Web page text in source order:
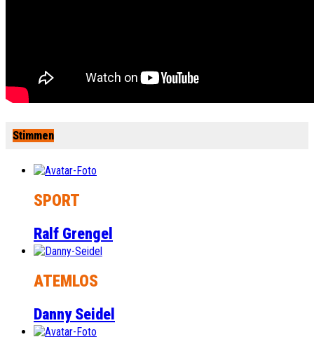
Stimmen
SPORT
Ralf Grengel
ATEMLOS
Danny Seidel